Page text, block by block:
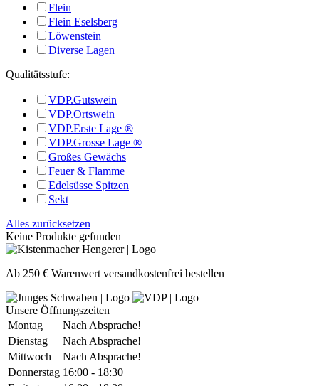
Flein
Flein Eselsberg
Löwenstein
Diverse Lagen
Qualitätsstufe:
VDP.Gutswein
VDP.Ortswein
VDP.Erste Lage ®
VDP.Grosse Lage ®
Großes Gewächs
Feuer & Flamme
Edelsüsse Spitzen
Sekt
Alles zurücksetzen
Keine Produkte gefunden
Ab 250 € Warenwert versandkostenfrei bestellen
Unsere Öffnungszeiten
Montag
Nach Absprache!
Dienstag
Nach Absprache!
Mittwoch
Nach Absprache!
Donnerstag 16:00 - 18:30